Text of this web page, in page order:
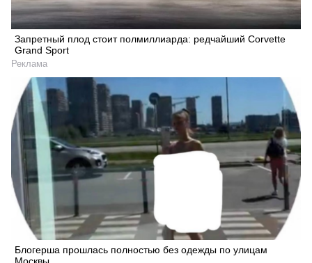
Запретный плод стоит полмиллиарда: редчайший Corvette
Grand Sport
Реклама
Блогерша прошлась полностью без одежды по улицам